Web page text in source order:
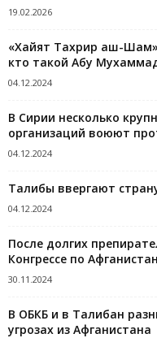
19.02.2026
«Хайят Тахрир аш-
кто такой Абу
04.12.2024
В Сирии несколько
организаций воюют
04.12.2024
Талибы ввергают
04.12.2024
После долгих
Конгрессе по
30.11.2024
В ОБКБ и в Талибан
угрозах из Афганистана